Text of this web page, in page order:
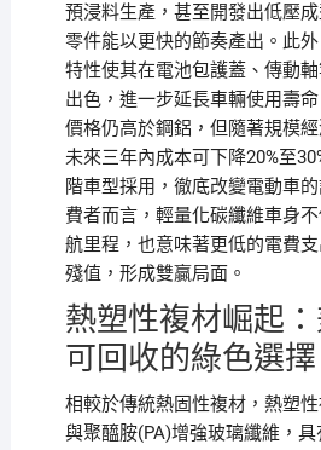
預浸料生產，甚至開發出低壓
零件能以更快的節奏產出。此
特性使其在電池包護蓋、傳動
出色，進一步延長車輛使用壽
價格仍高於鋼鋁，但隨著規模
未來三年內成本可下降20%至
階車型採用，徹底改變電動車
費者而言，輕量化碳纖維車身
航里程，也意味著更低的電費
殘值，形成雙贏局面。
熱塑性複材崛起
可回收的綠色選擇
相較於傳統熱固性複材，熱塑
與聚醯胺(PA)增強玻璃纖維，